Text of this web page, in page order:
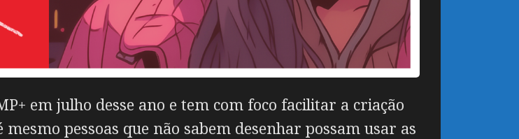
em julho desse ano e tem com foco facilitar a criação
pessoas que não sabem desenhar possam usar as